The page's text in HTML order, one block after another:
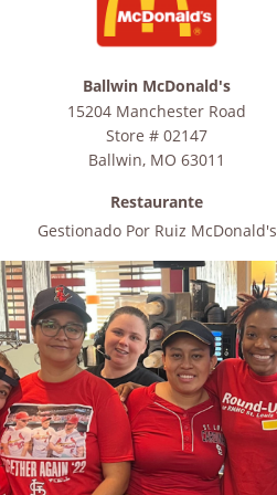
Ballwin McDonald's
15204 Manchester Road
Store # 02147
Ballwin, MO 63011
Restaurante
Gestionado Por Ruiz McDonald's